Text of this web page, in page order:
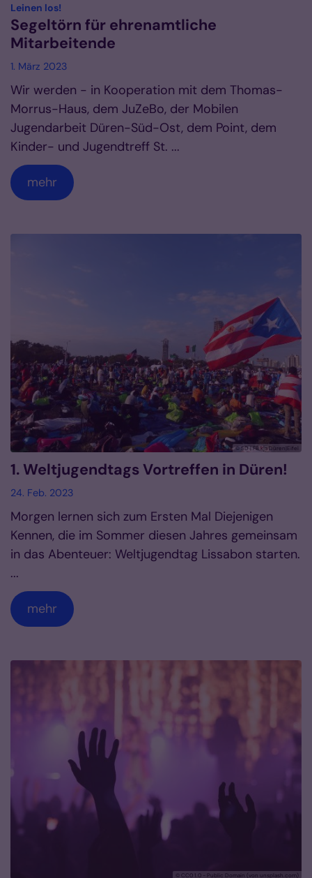
Leinen los!
Segeltörn für ehrenamtliche
Mitarbeitende
1. März 2023
Wir werden - in Kooperation mit dem Thomas-
Morrus-Haus, dem JuZeBo, der Mobilen
Jugendarbeit Düren-Süd-Ost, dem Point, dem
Kinder- und Jugendtreff St. ...
mehr
© SD | FB kja Düren|Eifel
1. Weltjugendtags Vortreffen in Düren!
24. Feb. 2023
Morgen lernen sich zum Ersten Mal Diejenigen
Kennen, die im Sommer diesen Jahres gemeinsam
in das Abenteuer: Weltjugendtag Lissabon starten.
...
mehr
© CC0 1.0 - Public Domain (von unsplash.com)